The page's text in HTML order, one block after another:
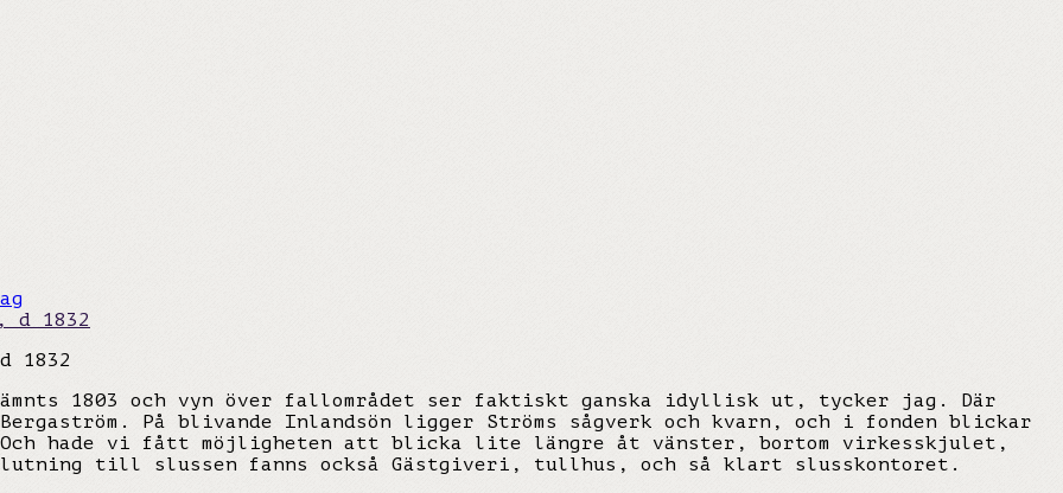
1832
1803 och vyn över fallområdet ser faktiskt ganska idyllisk ut, tycker jag. Där
På blivande Inlandsön ligger Ströms sågverk och kvarn, och i fonden blickar
hade vi fått möjligheten att blicka lite längre åt vänster, bortom virkesskjulet,
till slussen fanns också Gästgiveri, tullhus, och så klart slusskontoret.